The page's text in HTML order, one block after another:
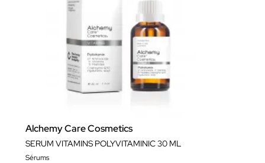
Alchemy Care Cosmetics
SERUM VITAMINS POLYVITAMINIC 30 ML
Sérums